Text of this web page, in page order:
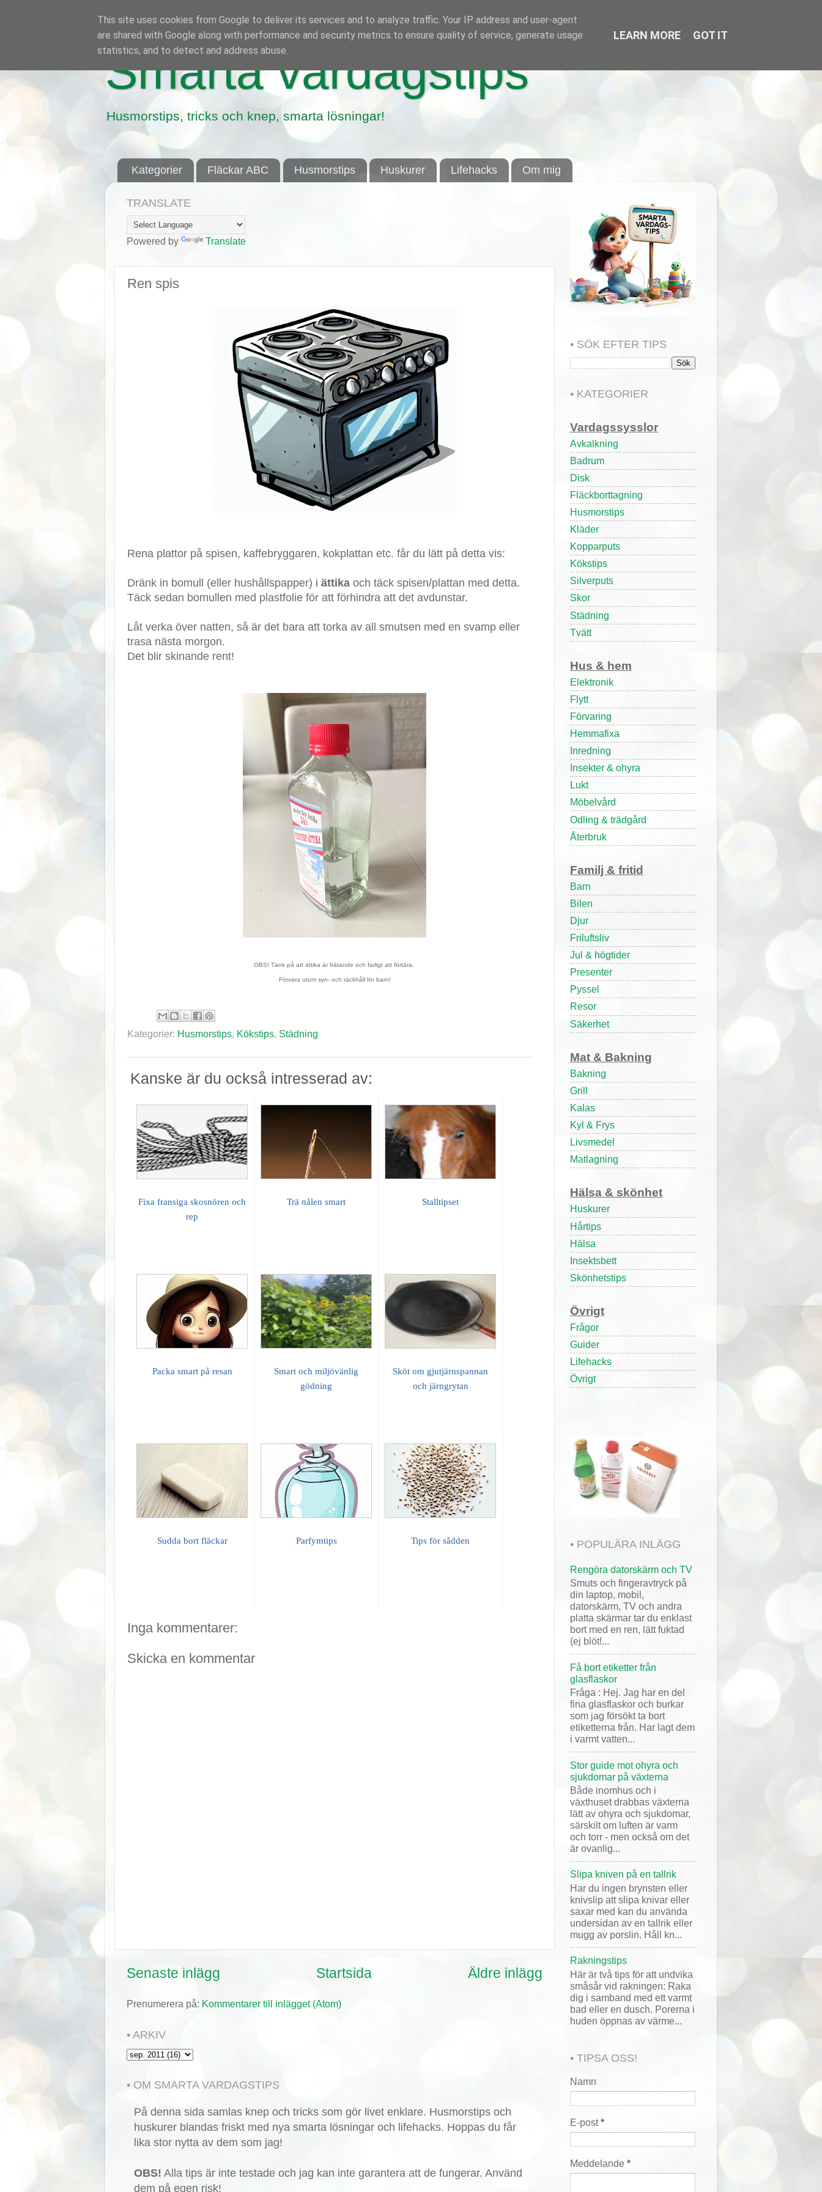
Smarta vardagstips
Husmorstips, tricks och knep, smarta lösningar!
Kategorier Fläckar ABC Husmorstips Huskurer Lifehacks Om mig
TRANSLATE
Powered by Translate
Ren spis
Rena plattor på spisen, kaffebryggaren, kokplattan etc. får du lätt på detta vis:
Dränk in bomull (eller hushållspapper) i ättika och täck spisen/plattan med detta.
Täck sedan bomullen med plastfolie för att förhindra att det avdunstar.
Låt verka över natten, så är det bara att torka av all smutsen med en svamp eller
trasa nästa morgon.
Det blir skinande rent!
OBS! Tänk på att ättika är frätande och farligt att förtära.
Förvara utom syn- och räckhåll för barn!
Kategorier: Husmorstips, Kökstips, Städning
Kanske är du också intresserad av:
Fixa fransiga skosnören och
rep
Trä nålen smart Stalltipset
Packa smart på resan
Smart och miljövänlig
gödning
Sköt om gjutjärnspannan
och järngrytan
Sudda bort fläckar Parfymtips Tips för sådden
Inga kommentarer:
Skicka en kommentar
Senaste inlägg Äldre inlägg
Startsida
Prenumerera på: Kommentarer till inlägget (Atom)
• ARKIV
• OM SMARTA VARDAGSTIPS
På denna sida samlas knep och tricks som gör livet enklare. Husmorstips och
huskurer blandas friskt med nya smarta lösningar och lifehacks. Hoppas du får
lika stor nytta av dem som jag!
OBS! Alla tips är inte testade och jag kan inte garantera att de fungerar. Använd
dem på egen risk!
• SÖK EFTER TIPS
• KATEGORIER
Vardagssysslor
Avkalkning
Badrum
Disk
Fläckborttagning
Husmorstips
Kläder
Kopparputs
Kökstips
Silverputs
Skor
Städning
Tvätt
Hus & hem
Elektronik
Flytt
Förvaring
Hemmafixa
Inredning
Insekter & ohyra
Lukt
Möbelvård
Odling & trädgård
Återbruk
Familj & fritid
Barn
Bilen
Djur
Friluftsliv
Jul & högtider
Presenter
Pyssel
Resor
Säkerhet
Mat & Bakning
Bakning
Grill
Kalas
Kyl & Frys
Livsmedel
Matlagning
Hälsa & skönhet
Huskurer
Hårtips
Hälsa
Insektsbett
Skönhetstips
Övrigt
Frågor
Guider
Lifehacks
Övrigt
• POPULÄRA INLÄGG
Rengöra datorskärm och TV
Smuts och fingeravtryck på
din laptop, mobil,
datorskärm, TV och andra
platta skärmar tar du enklast
bort med en ren, lätt fuktad
(ej blöt!...
Få bort etiketter från
glasflaskor
Fråga : Hej. Jag har en del
fina glasflaskor och burkar
som jag försökt ta bort
etiketterna från. Har lagt dem
i varmt vatten...
Stor guide mot ohyra och
sjukdomar på växterna
Både inomhus och i
växthuset drabbas växterna
lätt av ohyra och sjukdomar,
särskilt om luften är varm
och torr - men också om det
är ovanlig...
Slipa kniven på en tallrik
Har du ingen brynsten eller
knivslip att slipa knivar eller
saxar med kan du använda
undersidan av en tallrik eller
mugg av porslin. Håll kn...
Rakningstips
Här är två tips för att undvika
småsår vid rakningen: Raka
dig i samband med ett varmt
bad eller en dusch. Porerna i
huden öppnas av värme...
• TIPSA OSS!
Namn
E-post*
Meddelande *
This site uses cookies from Google to deliver its services and to analyze traffic. Your IP address and user-agent
are shared with Google along with performance and security metrics to ensure quality of service, generate usage
statistics, and to detect and address abuse.
LEARN MORE GOT IT